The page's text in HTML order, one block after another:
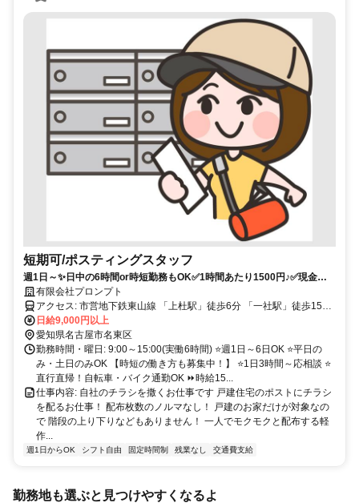
短期可/ポスティングスタッフ
週1日～✨日中の6時間or時短勤務もOK✅1時間あたり1500円♪✅現金手
渡し・日払いOK✅友達と一緒に応募もOK
有限会社プロンプト
アクセス: 市営地下鉄東山線 「上杜駅」徒歩6分 「一社駅」徒歩15分
「本郷駅」徒歩15分 ※名古屋営業所へ集合 ※直行直帰も相談OK
日給9,000円以上
愛知県名古屋市名東区
勤務時間・曜日: 9:00～15:00(実働6時間) ⭐週1日～6日OK ⭐平日の
み・土日のみOK 【時短の働き方も募集中！】 ⭐1日3時間～応相談 ⭐
直行直帰！自転車・バイク通勤OK ⏩時給15...
仕事内容: 自社のチラシを撒くお仕事です 戸建住宅のポストにチラシ
を配るお仕事！ 配布枚数のノルマなし！ 戸建のお家だけが対象なの
で 階段の上り下りなどもありません！ 一人でモクモクと配布する軽
作...
週1日からOK シフト自由 固定時間制 残業なし 交通費支給
勤務地も選ぶと見つけやすくなるよ